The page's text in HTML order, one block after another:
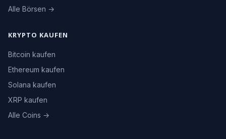
Alle Börsen →
KRYPTO KAUFEN
Bitcoin kaufen
Ethereum kaufen
Solana kaufen
XRP kaufen
Alle Coins →